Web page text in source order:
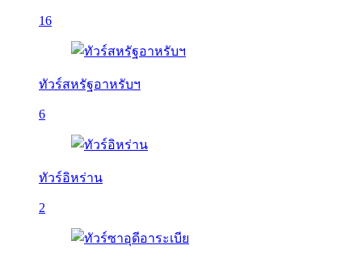
16
ทัวร์สหรัฐอาหรับฯ
6
ทัวร์อิหร่าน
2